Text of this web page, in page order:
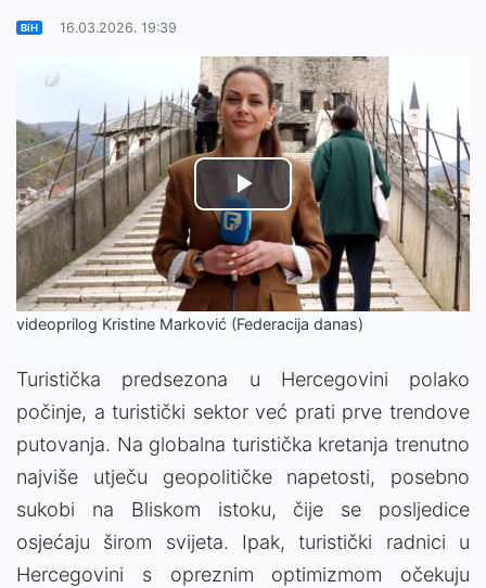
BiH 16.03.2026. 19:39
Play
Video
videoprilog Kristine Marković (Federacija danas)
Turistička predsezona u Hercegovini polako
počinje, a turistički sektor već prati prve trendove
putovanja. Na globalna turistička kretanja trenutno
najviše utječu geopolitičke napetosti, posebno
sukobi na Bliskom istoku, čije se posljedice
osjećaju širom svijeta. Ipak, turistički radnici u
Hercegovini s opreznim optimizmom očekuju